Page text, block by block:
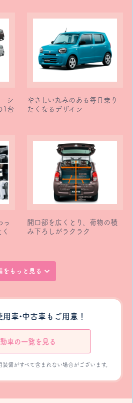
シ
1台
やさしい丸みのある毎日乗り
たくなるデザイン
っ
開口部を広くとり、荷物の積
み下ろしがラクラク
をもっと見る
用車•中古車もご用意！
車の一覧を見る
備がすべて含まれない場合がございます。